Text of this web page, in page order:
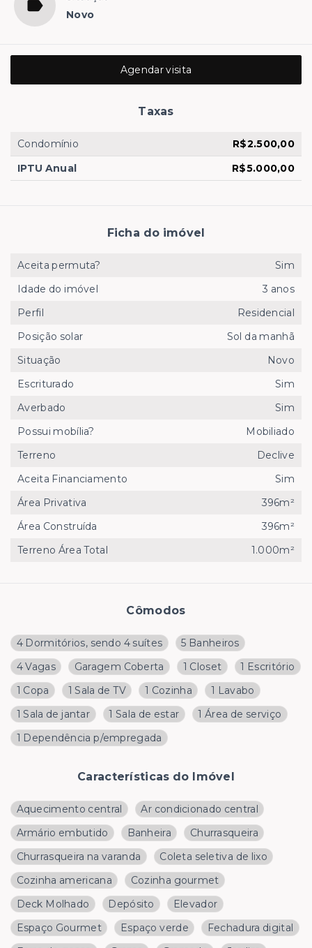
Novo
Cômodos
4 Dormitórios, sendo 4 suítes
5 Banheiros
4 Vagas
Garagem Coberta 1 Closet
1 Escritório
1 Copa
1 Sala de TV 1 Cozinha
1 Lavabo
1 Sala de jantar
1 Sala de estar
1 Área de serviço
1 Dependência p/empregada
Características do Imóvel
Aquecimento central
Ar condicionado central
Armário embutido
Banheira
Churrasqueira
Churrasqueira na varanda
Coleta seletiva de lixo
Cozinha americana
Cozinha gourmet
Deck Molhado
Depósito
Elevador
Espaço Gourmet
Espaço verde
Fechadura digital
Agendar visita
Taxas
Condomínio
R$2.500,00
IPTU Anual
R$5.000,00
Ficha do imóvel
Aceita permuta?
Sim
Idade do imóvel
3 anos
Perfil
Residencial
Posição solar
Sol da manhã
Situação
Novo
Escriturado
Sim
Averbado
Sim
Possui mobília?
Mobiliado
Terreno
Declive
Aceita Financiamento
Sim
Área Privativa
396m²
Área Construída
396m²
Terreno Área Total
1.000m²